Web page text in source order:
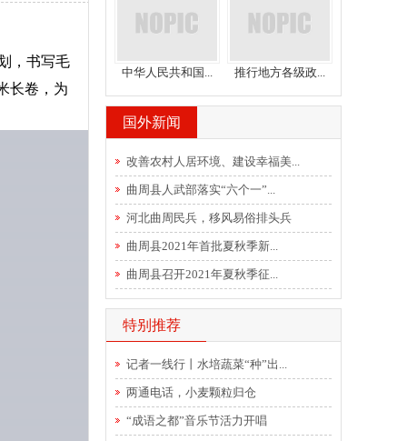
中华人民共和国... 推行地方各级政...
国外新闻
改善农村人居环境、建设幸福美...
曲周县人武部落实“六个一”...
河北曲周民兵，移风易俗排头兵
曲周县2021年首批夏秋季新...
曲周县召开2021年夏秋季征...
特别推荐
记者一线行丨水培蔬菜“种”出...
两通电话，小麦颗粒归仓
“成语之都”音乐节活力开唱
，书写毛
长卷，为